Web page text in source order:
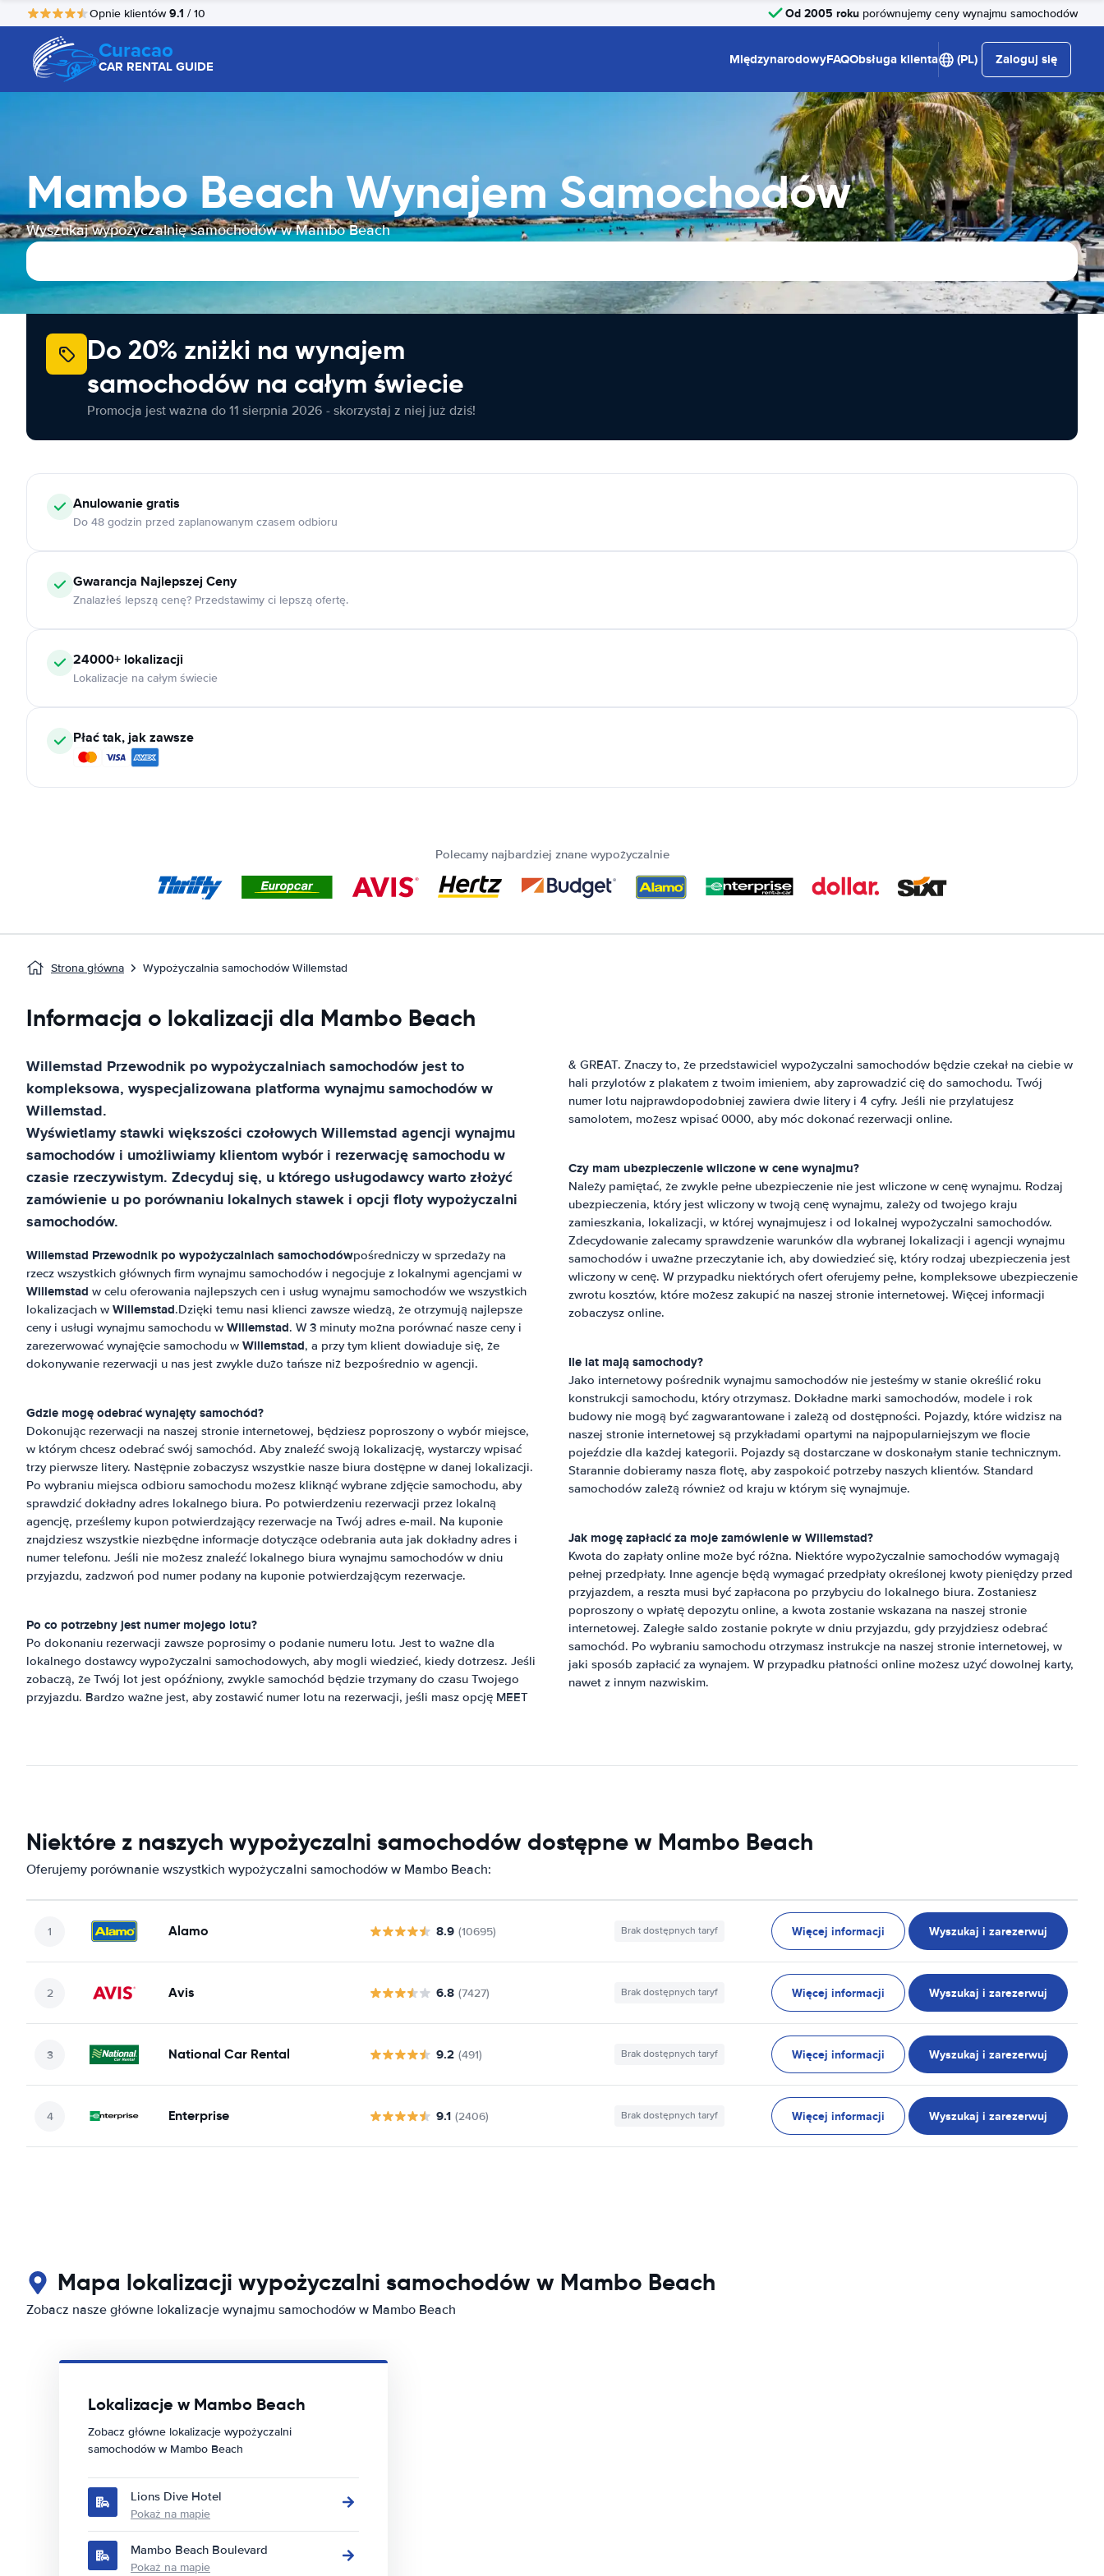
Opnie klientów9.1 / 10 Od 2005 roku porównujemy ceny wynajmu samochodów
Curacao
CAR RENTAL GUIDE MiędzynarodowyFAQObsługa klienta (PL) Zaloguj się
Mambo Beach Wynajem Samochodów
Wyszukaj wypożyczalnię samochodów w Mambo Beach
Do 20% zniżki na wynajem
samochodów na całym świecie
Promocja jest ważna do 11 sierpnia 2026 - skorzystaj z niej już dziś!
Anulowaniegratis
Do 48 godzin przed zaplanowanym czasem odbioru
Gwarancja Najlepszej Ceny
Znalazłeś lepszą cenę? Przedstawimy ci lepszą ofertę.
24000+ lokalizacji
Lokalizacje na całym świecie
Płać tak, jak zawsze
Polecamy najbardziej znane wypożyczalnie
Strona główna Wypożyczalnia samochodów Willemstad
Informacja o lokalizacji dla Mambo Beach
Willemstad Przewodnik po wypożyczalniach samochodów jest to
kompleksowa, wyspecjalizowana platforma wynajmu samochodów w
Willemstad.
Wyświetlamy stawki większości czołowychWillemstad agencji wynajmu
samochodów i umożliwiamy klientom wybór i rezerwację samochodu w
czasie rzeczywistym. Zdecyduj się, u którego usługodawcy warto złożyć
zamówienie u po porównaniu lokalnych stawek i opcji floty wypożyczalni
samochodów.
Willemstad Przewodnik po wypożyczalniach samochodówpośredniczy w sprzedaży na
rzecz wszystkich głównych firm wynajmu samochodów i negocjuje z lokalnymi agencjami w
Willemstad w celu oferowania najlepszych cen i usług wynajmu samochodów we wszystkich
lokalizacjach w Willemstad.Dzięki temu nasi klienci zawsze wiedzą, że otrzymują najlepsze
ceny i usługi wynajmu samochodu w Willemstad. W 3 minuty można porównać nasze ceny i
zarezerwować wynajęcie samochodu w Willemstad, a przy tym klient dowiaduje się, że
dokonywanie rezerwacji u nas jest zwykle dużo tańsze niż bezpośrednio w agencji.
Gdzie mogę odebrać wynajęty samochód?
Dokonując rezerwacji na naszej stronie internetowej, będziesz poproszony o wybór miejsce,
w którym chcesz odebrać swój samochód. Aby znaleźć swoją lokalizację, wystarczy wpisać
trzy pierwsze litery. Następnie zobaczysz wszystkie nasze biura dostępne w danej lokalizacji.
Po wybraniu miejsca odbioru samochodu możesz kliknąć wybrane zdjęcie samochodu, aby
sprawdzić dokładny adres lokalnego biura. Po potwierdzeniu rezerwacji przez lokalną
agencję, prześlemy kupon potwierdzający rezerwacje na Twój adres e-mail. Na kuponie
znajdziesz wszystkie niezbędne informacje dotyczące odebrania auta jak dokładny adres i
numer telefonu. Jeśli nie możesz znaleźć lokalnego biura wynajmu samochodów w dniu
przyjazdu, zadzwoń pod numer podany na kuponie potwierdzającym rezerwacje.
Po co potrzebny jest numer mojego lotu?
Po dokonaniu rezerwacji zawsze poprosimy o podanie numeru lotu. Jest to ważne dla
lokalnego dostawcy wypożyczalni samochodowych, aby mogli wiedzieć, kiedy dotrzesz. Jeśli
zobaczą, że Twój lot jest opóźniony, zwykle samochód będzie trzymany do czasu Twojego
przyjazdu. Bardzo ważne jest, aby zostawić numer lotu na rezerwacji, jeśli masz opcję MEET
& GREAT. Znaczy to, że przedstawiciel wypożyczalni samochodów będzie czekał na ciebie w
hali przylotów z plakatem z twoim imieniem, aby zaprowadzić cię do samochodu. Twój
numer lotu najprawdopodobniej zawiera dwie litery i 4 cyfry. Jeśli nie przylatujesz
samolotem, możesz wpisać 0000, aby móc dokonać rezerwacji online.
Czy mam ubezpieczenie wliczone w cene wynajmu?
Należy pamiętać, że zwykle pełne ubezpieczenie nie jest wliczone w cenę wynajmu. Rodzaj
ubezpieczenia, który jest wliczony w twoją cenę wynajmu, zależy od twojego kraju
zamieszkania, lokalizacji, w której wynajmujesz i od lokalnej wypożyczalni samochodów.
Zdecydowanie zalecamy sprawdzenie warunków dla wybranej lokalizacji i agencji wynajmu
samochodów i uważne przeczytanie ich, aby dowiedzieć się, który rodzaj ubezpieczenia jest
wliczony w cenę. W przypadku niektórych ofert oferujemy pełne, kompleksowe ubezpieczenie
zwrotu kosztów, które możesz zakupić na naszej stronie internetowej. Więcej informacji
zobaczysz online.
Ile lat mają samochody?
Jako internetowy pośrednik wynajmu samochodów nie jesteśmy w stanie określić roku
konstrukcji samochodu, który otrzymasz. Dokładne marki samochodów, modele i rok
budowy nie mogą być zagwarantowane i zależą od dostępności. Pojazdy, które widzisz na
naszej stronie internetowej są przykładami opartymi na najpopularniejszym we flocie
pojeździe dla każdej kategorii. Pojazdy są dostarczane w doskonałym stanie technicznym.
Starannie dobieramy nasza flotę, aby zaspokoić potrzeby naszych klientów. Standard
samochodów zależą również od kraju w którym się wynajmuje.
Jak mogę zapłacić za moje zamówienie wWillemstad?
Kwota do zapłaty online może być różna. Niektóre wypożyczalnie samochodów wymagają
pełnej przedpłaty. Inne agencje będą wymagać przedpłaty określonej kwoty pieniędzy przed
przyjazdem, a reszta musi być zapłacona po przybyciu do lokalnego biura. Zostaniesz
poproszony o wpłatę depozytu online, a kwota zostanie wskazana na naszej stronie
internetowej. Zaległe saldo zostanie pokryte w dniu przyjazdu, gdy przyjdziesz odebrać
samochód. Po wybraniu samochodu otrzymasz instrukcje na naszej stronie internetowej, w
jaki sposób zapłacić za wynajem. W przypadku płatności online możesz użyć dowolnej karty,
nawet z innym nazwiskim.
Niektóre z naszych wypożyczalni samochodów dostępne w Mambo Beach
Oferujemy porównanie wszystkich wypożyczalni samochodów w Mambo Beach:
Alamo 8.9 (10695) Brak dostępnych taryf Więcej informacji Wyszukaj i zarezerwuj
Avis 6.8 (7427) Brak dostępnych taryf Więcej informacji Wyszukaj i zarezerwuj
National Car Rental 9.2 (491) Brak dostępnych taryf Więcej informacji Wyszukaj i zarezerwuj
Enterprise 9.1 (2406) Brak dostępnych taryf Więcej informacji Wyszukaj i zarezerwuj
Mapa lokalizacji wypożyczalni samochodów w Mambo Beach
Zobacz nasze główne lokalizacje wynajmu samochodów w Mambo Beach
Lokalizacje w Mambo Beach
Zobacz główne lokalizacje wypożyczalni
samochodów w Mambo Beach
Lions Dive Hotel
Pokaż na mapie
Mambo Beach Boulevard
Pokaż na mapie